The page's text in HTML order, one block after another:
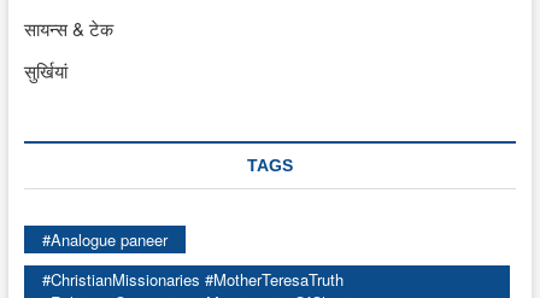
सायन्स & टेक
सुर्खियां
TAGS
#Analogue paneer
#ChristianMissionaries #MotherTeresaTruth